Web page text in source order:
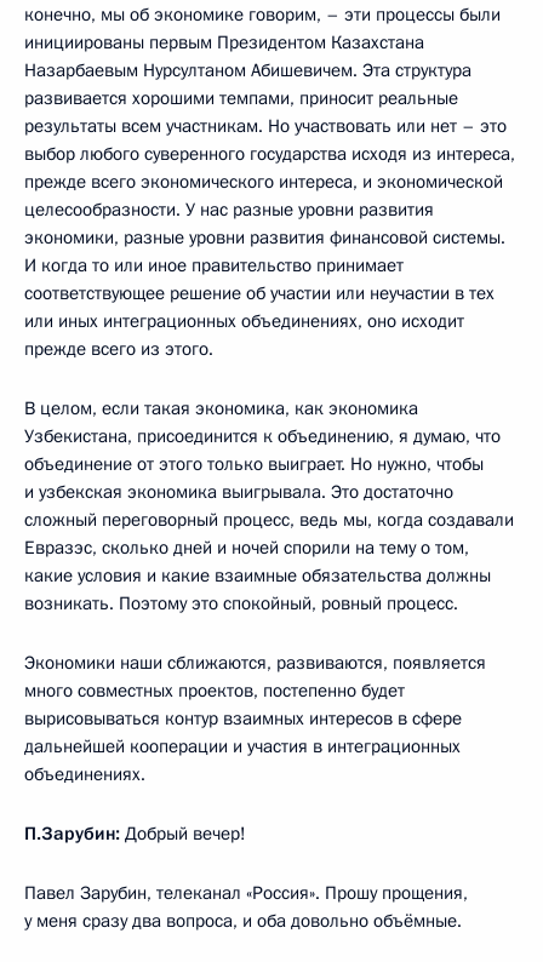
конечно, мы об экономике говорим, – эти процессы были
инициированы первым Президентом Казахстана
Назарбаевым Нурсултаном Абишевичем. Эта структура
развивается хорошими темпами, приносит реальные
результаты всем участникам. Но участвовать или нет – это
выбор любого суверенного государства исходя из интереса,
прежде всего экономического интереса, и экономической
целесообразности. У нас разные уровни развития
экономики, разные уровни развития финансовой системы.
И когда то или иное правительство принимает
соответствующее решение об участии или неучастии в тех
или иных интеграционных объединениях, оно исходит
прежде всего из этого.
В целом, если такая экономика, как экономика
Узбекистана, присоединится к объединению, я думаю, что
объединение от этого только выиграет. Но нужно, чтобы
и узбекская экономика выигрывала. Это достаточно
сложный переговорный процесс, ведь мы, когда создавали
Евразэс, сколько дней и ночей спорили на тему о том,
какие условия и какие взаимные обязательства должны
возникать. Поэтому это спокойный, ровный процесс.
Экономики наши сближаются, развиваются, появляется
много совместных проектов, постепенно будет
вырисовываться контур взаимных интересов в сфере
дальнейшей кооперации и участия в интеграционных
объединениях.
П.Зарубин: Добрый вечер!
Павел Зарубин, телеканал «Россия». Прошу прощения,
у меня сразу два вопроса, и оба довольно объёмные.